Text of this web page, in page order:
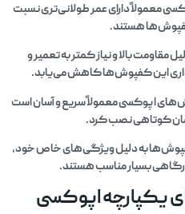
معمولاً دارای عمر طولانی‌تری نسبت
هستند.
بالا و نیاز کمتر به تعمیر و
این کفپوش‌ها کاهش می‌یابد.
اپوکسی معمولاً سریع و آسان است
کوتاهی نصب کرد.
به دلیل ویژگی‌های خاص خود،
بسیار مناسب هستند.
اپوکسی